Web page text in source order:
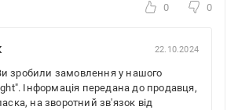
0 0
22.10.2024
зробили замовлення у нашого
Інформація передана до продавця,
на зворотний зв'язок від